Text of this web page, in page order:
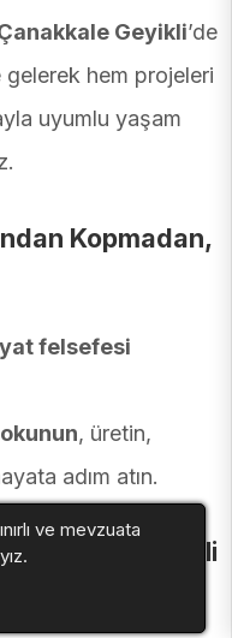
Geyikli’de
hem projeleri
uyumlu yaşam
Kopmadan,
felsefesi
, üretin,
adım atın.
Modeliyle Hisseli
Adresi
ve mevzuata